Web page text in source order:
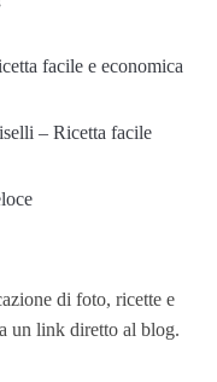
facile e economica
– Ricetta facile
di foto, ricette e
un link diretto al blog.